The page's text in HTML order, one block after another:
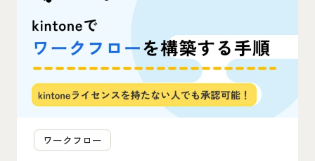
ワークフロー